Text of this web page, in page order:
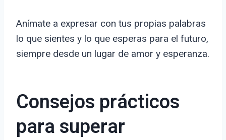
Anímate a expresar con tus propias palabras
lo que sientes y lo que esperas para el futuro,
siempre desde un lugar de amor y esperanza.
Consejos prácticos
para superar